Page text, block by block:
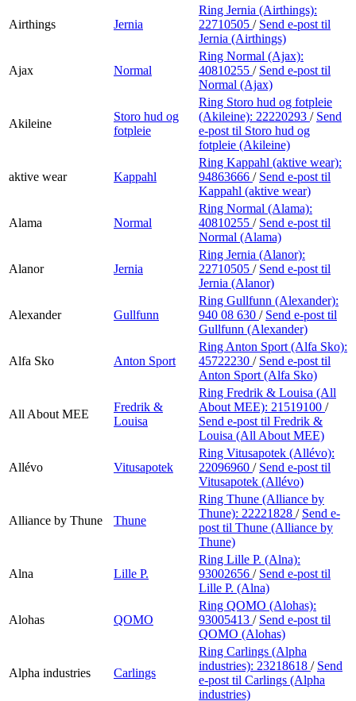
Airthings Jernia
Ring Jernia (Airthings):
22710505 / Send e-post til
Jernia (Airthings)
Ajax Normal
Ring Normal (Ajax):
40810255 / Send e-post til
Normal (Ajax)
Akileine
Storo hud og
fotpleie
Ring Storo hud og fotpleie
(Akileine): 22220293 / Send
e-post til Storo hud og
fotpleie (Akileine)
aktive wear Kappahl
Ring Kappahl (aktive wear):
94863666 / Send e-post til
Kappahl (aktive wear)
Alama Normal
Ring Normal (Alama):
40810255 / Send e-post til
Normal (Alama)
Alanor Jernia
Ring Jernia (Alanor):
22710505 / Send e-post til
Jernia (Alanor)
Alexander Gullfunn
Ring Gullfunn (Alexander):
940 08 630 / Send e-post til
Gullfunn (Alexander)
Alfa Sko Anton Sport
Ring Anton Sport (Alfa Sko):
45722230 / Send e-post til
Anton Sport (Alfa Sko)
All About MEE
Fredrik &
Louisa
Ring Fredrik & Louisa (All
About MEE): 21519100 /
Send e-post til Fredrik &
Louisa (All About MEE)
Allévo Vitusapotek
Ring Vitusapotek (Allévo):
22096960 / Send e-post til
Vitusapotek (Allévo)
Alliance by Thune Thune
Ring Thune (Alliance by
Thune): 22221828 / Send e-
post til Thune (Alliance by
Thune)
Alna Lille P.
Ring Lille P. (Alna):
93002656 / Send e-post til
Lille P. (Alna)
Alohas QOMO
Ring QOMO (Alohas):
93005413 / Send e-post til
QOMO (Alohas)
Alpha industries Carlings
Ring Carlings (Alpha
industries): 23218618 / Send
e-post til Carlings (Alpha
industries)